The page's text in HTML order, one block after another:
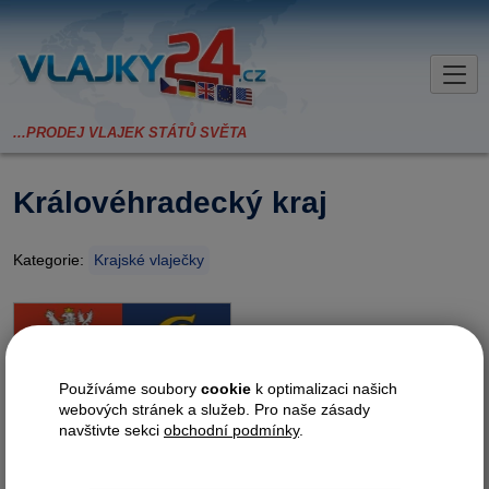
Královéhradecký kraj
Kategorie: Krajské vlaječky
220g/m2, dávající vlaječkám
nádherný saténový lesk.
Používáme soubory cookie k optimalizaci našich
webových stránek a služeb. Pro naše zásady
navštivte sekci obchodní podmínky.